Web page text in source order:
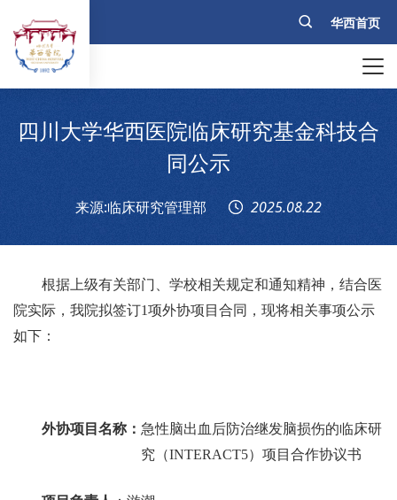
华西首页
四川大学华西医院临床研究基金科技合
同公示
来源:临床研究管理部 2025.08.22
根据上级有关部门、学校相关规定和通知精神，结合医
院实际，我院拟签订1项外协项目合同，现将相关事项公示
如下：
外协项目名称： 急性脑出血后防治继发脑损伤的临床研
究（INTERACT5）项目合作协议书